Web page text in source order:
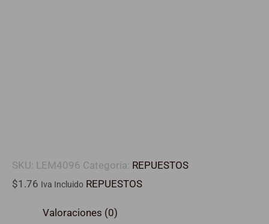
SKU: LEM4096 Categoría: REPUESTOS
$1.76 Iva Incluido REPUESTOS
Valoraciones (0)